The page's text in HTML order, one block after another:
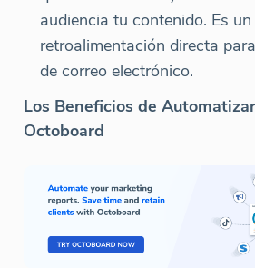
audiencia tu contenido. Es
retroalimentación directa
de correo electrónico.
Los Beneficios de
Octoboard